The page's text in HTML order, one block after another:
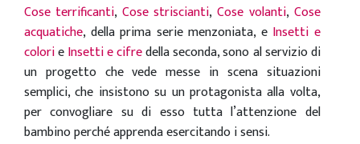
Cose terrificanti,Cose striscianti,Cose volanti, Cose
acquatiche, della prima serie menzoniata, e Insetti e
colorieInsetti e cifredella seconda, sono al servizio di
un progetto che vede messe in scena situazioni
semplici, che insistono su un protagonista alla volta,
per convogliare su di esso tutta l’attenzione del
bambino perché apprenda esercitando i sensi.